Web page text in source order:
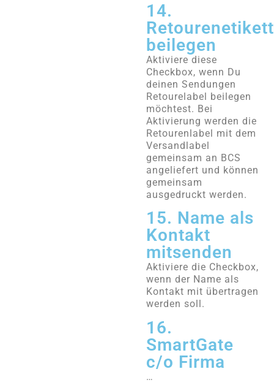
14.
Retourenetikett
beilegen
Aktiviere diese
Checkbox, wenn Du
deinen Sendungen
Retourelabel beilegen
möchtest. Bei
Aktivierung werden die
Retourenlabel mit dem
Versandlabel
gemeinsam an BCS
angeliefert und können
gemeinsam
ausgedruckt werden.
15. Name als
Kontakt
mitsenden
Aktiviere die Checkbox,
wenn der Name als
Kontakt mit übertragen
werden soll.
16.
SmartGate
c/o Firma
…